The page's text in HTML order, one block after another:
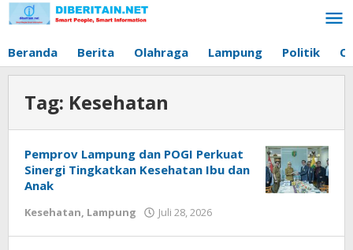
Lewati
ke
Beranda Berita Olahraga Lampung Politik
Tag: Kesehatan
Pemprov Lampung dan POGI Perkuat
Sinergi Tingkatkan Kesehatan Ibu dan
Anak
Kesehatan, Lampung Juli 28, 2026